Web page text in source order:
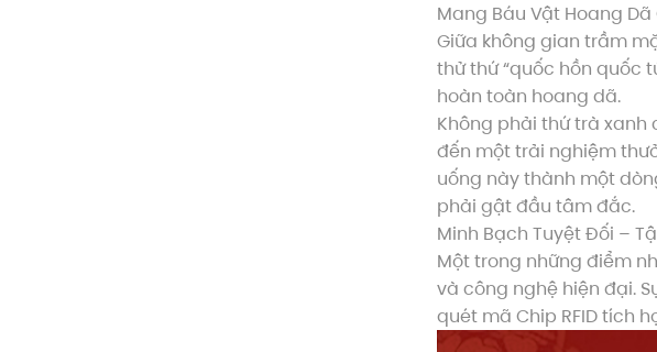
Mang Báu Vật Hoang
Giữa không gian trầm
thử thứ “quốc hồn quốc
hoàn toàn hoang dã.
Không phải thứ trà
đến một trải nghiệm
uống này thành một
phải gật đầu tâm đắc.
Minh Bạch Tuyệt Đối –
Một trong những điểm
và công nghệ hiện đại.
quét mã Chip RFID tích